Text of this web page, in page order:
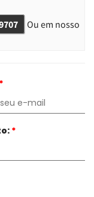
Ou em nosso
*
*